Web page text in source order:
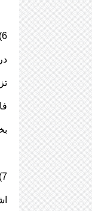
6) فانوس های زیبا سوغاتی مراکش
7) صنایع دستی فلزی سوغات کشور مراکش